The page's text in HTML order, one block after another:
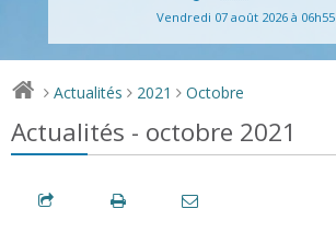
Vendredi 07 août 2026 à 06h55
> Actualités > 2021 > Octobre
Actualités - octobre 2021